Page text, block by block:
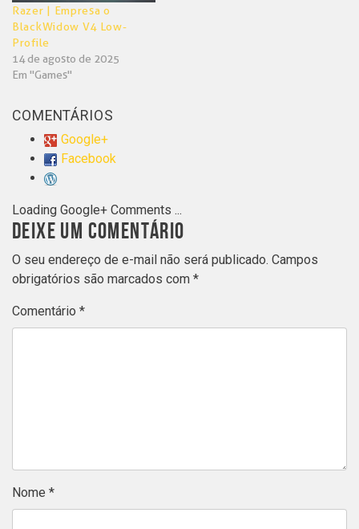
Razer | Empresa o
BlackWidow V4 Low-
Profile
14 de agosto de 2025
Em "Games"
COMENTÁRIOS
Google+
Facebook
Loading Google+ Comments ...
DEIXE UM COMENTÁRIO
O seu endereço de e-mail não será publicado. Campos
obrigatórios são marcados com *
Comentário *
Nome *